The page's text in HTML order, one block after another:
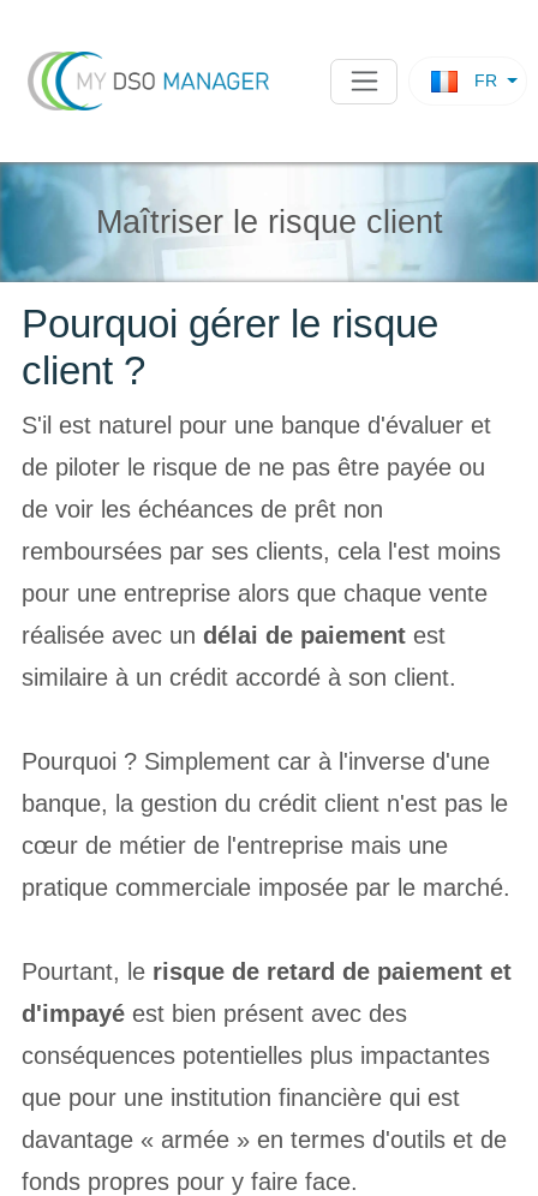
FR
Maîtriser le risque client
Pourquoi gérer le risque
client ?
S'il est naturel pour une banque d'évaluer et
de piloter le risque de ne pas être payée ou
de voir les échéances de prêt non
remboursées par ses clients, cela l'est moins
pour une entreprise alors que chaque vente
réalisée avec un délai de paiementest
similaire à un crédit accordé à son client.
Pourquoi ? Simplement car à l'inverse d'une
banque, la gestion du crédit client n'est pas le
cœur de métier de l'entreprise mais une
pratique commerciale imposée par le marché.
Pourtant, le risque de retard de paiement et
d'impayéest bien présent avec des
conséquences potentielles plus impactantes
que pour une institution financière qui est
davantage « armée » en termes d'outils et de
fonds propres pour y faire face.